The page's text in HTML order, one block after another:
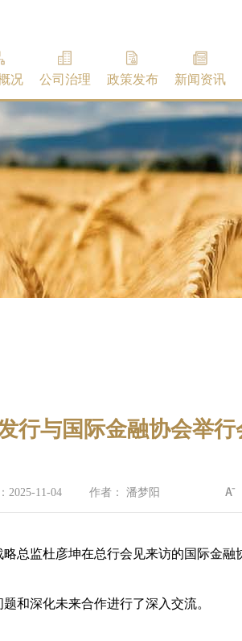
况 公司治理 政策发布 新闻资讯
行与国际金融协会举行
2025-11-04 作者： 潘梦阳
总监杜彦坤在总行会见来访的国际金融
和深化未来合作进行了深入交流。